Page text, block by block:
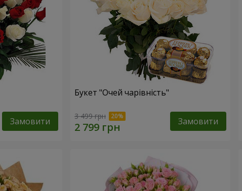
Замовити
Букет "Очей чарівність"
3 499 грн Замовити